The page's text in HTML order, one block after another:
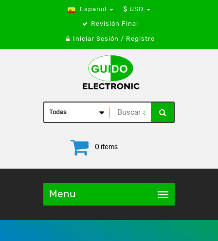
Español
USD
Revisión Final
Iniciar Sesión / Registro
0 items